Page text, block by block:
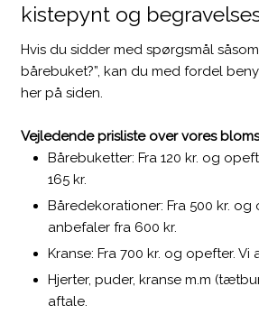
kistepynt og
Hvis du sidder med spørgsmål
bårebuket?”, kan du med fordel
her på siden.​
Vejledende prisliste over vores
​Bårebuketter: Fra 120 kr. og
165 kr.
Båredekorationer: Fra 500 kr. og
anbefaler fra 600 kr.
Kranse: Fra 700 kr. og opefter. Vi
Hjerter, puder, kranse m.m
aftale.